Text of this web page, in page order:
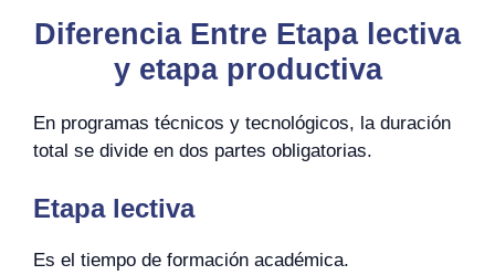
Diferencia Entre Etapa lectiva
y etapa productiva
En programas técnicos y tecnológicos, la duración
total se divide en dos partes obligatorias.
Etapa lectiva
Es el tiempo de formación académica.